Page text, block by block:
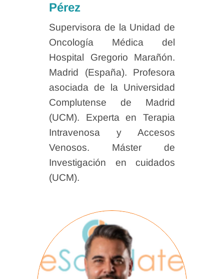
Pérez
Supervisora de la Unidad de
Oncología Médica del
Hospital Gregorio Marañón.
Madrid (España). Profesora
asociada de la Universidad
Complutense de Madrid
(UCM). Experta en Terapia
Intravenosa y Accesos
Venosos. Máster de
Investigación en cuidados
(UCM).